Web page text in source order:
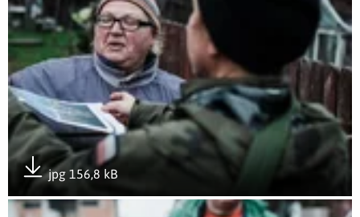
jpg 156,8 kB
Otwórz załącznik Zespoły Oceny Wsparcia